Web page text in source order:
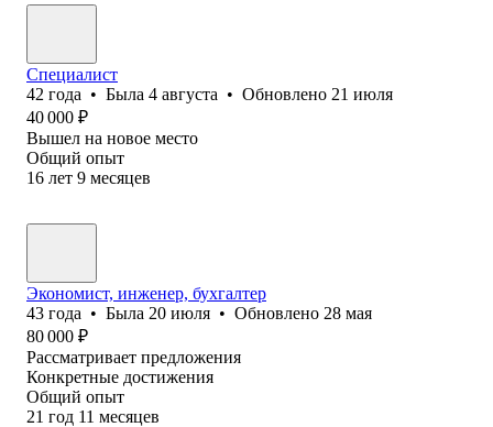
Специалист
42 года • Была 4 августа • Обновлено 21 июля
40 000 ₽
Вышел на новое место
Общий опыт
16 лет 9 месяцев
Экономист, инженер, бухгалтер
43 года • Была 20 июля • Обновлено 28 мая
80 000 ₽
Рассматривает предложения
Конкретные достижения
Общий опыт
21 год 11 месяцев